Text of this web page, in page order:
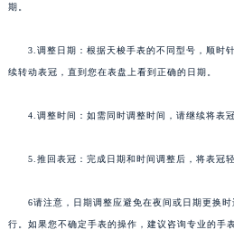
期。
3.调整日期：根据天梭手表的不同型号，顺时针
续转动表冠，直到您在表盘上看到正确的日期。
4.调整时间：如需同时调整时间，请继续将表冠
5.推回表冠：完成日期和时间调整后，将表冠轻
6请注意，日期调整应避免在夜间或日期更换时
行。如果您不确定手表的操作，建议咨询专业的手